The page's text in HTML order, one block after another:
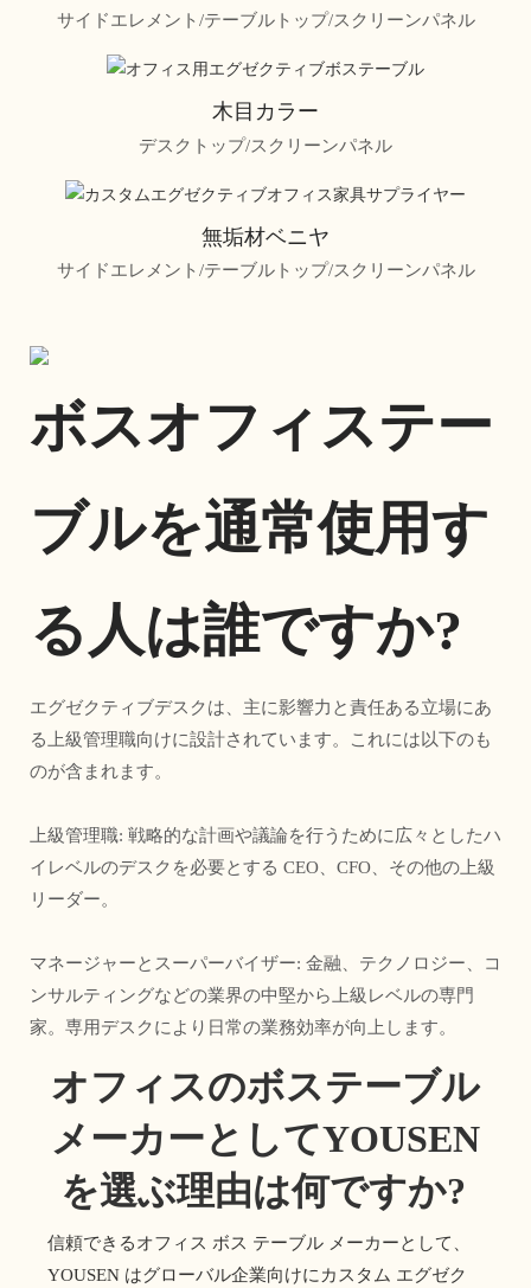
サイドエレメント/テーブルトップ/スクリーンパネル
木目カラー
デスクトップ/スクリーンパネル
無垢材ベニヤ
サイドエレメント/テーブルトップ/スクリーンパネル
ボスオフィステー
ブルを通常使用す
る人は誰ですか?
エグゼクティブデスクは、主に影響力と責任ある立場にあ
る上級管理職向けに設計されています。これには以下のも
のが含まれます。
上級管理職: 戦略的な計画や議論を行うために広々としたハ
イレベルのデスクを必要とする CEO、CFO、その他の上級
リーダー。
マネージャーとスーパーバイザー: 金融、テクノロジー、コ
ンサルティングなどの業界の中堅から上級レベルの専門
家。専用デスクにより日常の業務効率が向上します。
オフィスのボステーブル
メーカーとしてYOUSEN
を選ぶ理由は何ですか?
信頼できるオフィス ボス テーブル メーカーとして、
YOUSEN はグローバル企業向けにカスタム エグゼク